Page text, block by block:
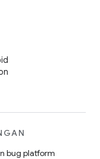
bug platform